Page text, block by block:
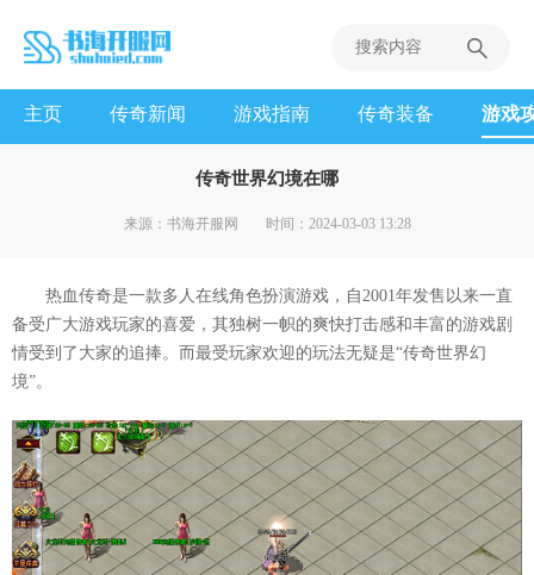
主页 传奇新闻 游戏指南 传奇装备 游戏
传奇世界幻境在哪
来源：书海开服网 时间：2024-03-03 13:28
热血传奇是一款多人在线角色扮演游戏，自2001年发售以来一直
备受广大游戏玩家的喜爱，其独树一帜的爽快打击感和丰富的游戏剧
情受到了大家的追捧。而最受玩家欢迎的玩法无疑是“传奇世界幻
境”。